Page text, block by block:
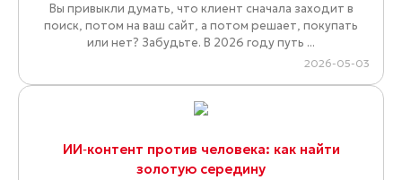
Вы привыкли думать, что клиент сначала заходит в
поиск, потом на ваш сайт, а потом решает, покупать
или нет? Забудьте. В 2026 году путь ...
2026-05-03
ИИ‑контент против человека: как найти
золотую середину